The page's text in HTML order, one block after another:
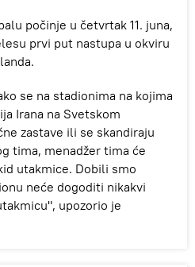
počinje u četvrtak 11. juna,
prvi put nastupa u okviru
se na stadionima na kojima
Irana na Svetskom
zastave ili se skandiraju
tima, menadžer tima će
utakmice. Dobili smo
neće dogoditi nikakvi
upozorio je